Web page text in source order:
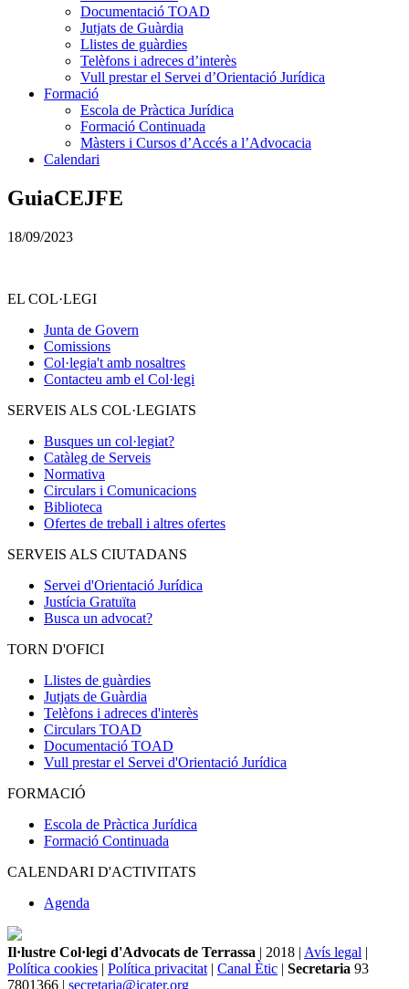
Documentació TOAD
Jutjats de Guàrdia
Llistes de guàrdies
Telèfons i adreces d’interès
Vull prestar el Servei d’Orientació Jurídica
Formació
Escola de Pràctica Jurídica
Formació Continuada
Màsters i Cursos d’Accés a l’Advocacia
Calendari
GuiaCEJFE
18/09/2023
EL COL·LEGI
Junta de Govern
Comissions
Col·legia't amb nosaltres
Contacteu amb el Col·legi
SERVEIS ALS COL·LEGIATS
Busques un col·legiat?
Catàleg de Serveis
Normativa
Circulars i Comunicacions
Biblioteca
Ofertes de treball i altres ofertes
SERVEIS ALS CIUTADANS
Servei d'Orientació Jurídica
Justícia Gratuïta
Busca un advocat?
TORN D'OFICI
Llistes de guàrdies
Jutjats de Guàrdia
Telèfons i adreces d'interès
Circulars TOAD
Documentació TOAD
Vull prestar el Servei d'Orientació Jurídica
FORMACIÓ
Escola de Pràctica Jurídica
Formació Continuada
CALENDARI D'ACTIVITATS
Agenda
Il·lustre Col·legi d'Advocats de Terrassa | 2018 | Avís legal |
Política cookies | Política privacitat | Canal Ètic | Secretaria 93
7801366 | secretaria@icater.org